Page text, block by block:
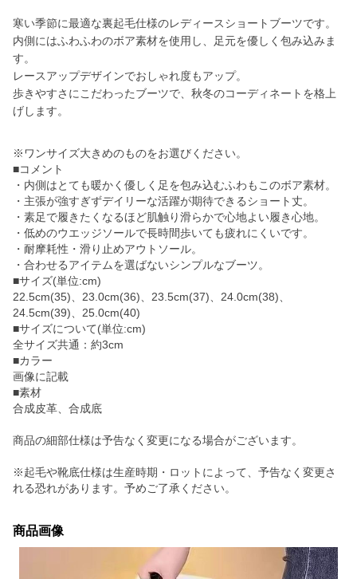
寒い季節に最適な裏起毛仕様のレディースショートブーツです。
内側にはふわふわのボア素材を使用し、足元を優しく包み込みま
す。
レースアップデザインでおしゃれ度もアップ。
歩きやすさにこだわったブーツで、秋冬のコーディネートを格上
げします。
※ワンサイズ大きめのものをお選びください。
■コメント
・内側はとても暖かく優しく足を包み込むふわもこのボア素材。
・主張が強すぎずデイリーな活躍が期待できるショート丈。
・素足で履きたくなるほど肌触り滑らかで心地よい履き心地。
・低めのウエッジソールで長時間歩いても疲れにくいです。
・耐摩耗性・滑り止めアウトソール。
・合わせるアイテムを選ばないシンプルなブーツ。
■サイズ(単位:cm)
22.5cm(35)、23.0cm(36)、23.5cm(37)、24.0cm(38)、
24.5cm(39)、25.0cm(40)
■サイズについて(単位:cm)
全サイズ共通：約3cm
■カラー
画像に記載
■素材
合成皮革、合成底
商品の細部仕様は予告なく変更になる場合がございます。
※起毛や靴底仕様は生産時期・ロットによって、予告なく変更さ
れる恐れがあります。予めご了承ください。
商品画像